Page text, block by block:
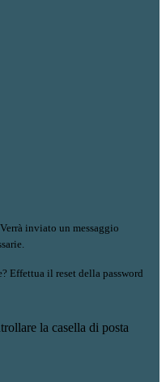
Verrà inviato un messaggio
Effettua il reset della password
la casella di posta